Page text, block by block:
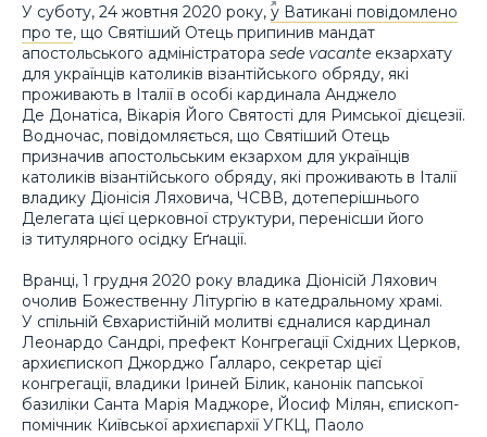
У суботу, 24 жовтня 2020 року,у Ватикані повідомлено
про те, що Святіший Отець припинив мандат
апостольського адміністратора sede vacante екзархату
для українців католиків візантійського обряду, які
проживають в Італії в особі кардинала Анджело
Де Донатіса, Вікарія Його Святості для Римської дієцезії.
Водночас, повідомляється, що Святіший Отець
призначив апостольським екзархом для українців
католиків візантійського обряду, які проживають в Італії
владику Діонісія Ляховича, ЧСВВ, дотеперішнього
Делегата цієї церковної структури, перенісши його
із титулярного осідку Еґнації.
Вранці, 1 грудня 2020 року владика Діонісій Ляхович
очолив Божественну Літургію в катедральному храмі.
У спільній Євхаристійній молитві єдналися кардинал
Леонардо Сандрі, префект Конгрегації Східних Церков,
архиєпископ Джорджо Ґалларо, секретар цієї
конгрегації, владики Іриней Білик, канонік папської
базиліки Санта Марія Маджоре, Йосиф Мілян, єпископ-
помічник Київської архиєпархії УГКЦ, Паоло